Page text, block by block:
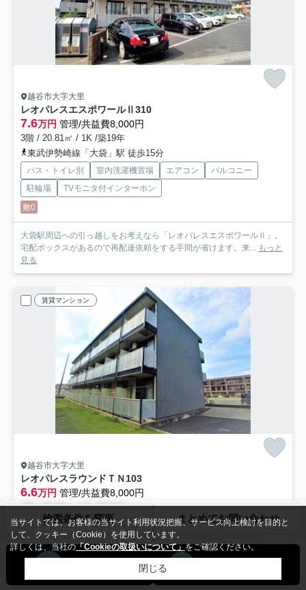
越谷市大字大里
レオパレスエスポワールⅡ310
7.6万円 管理/共益費8,000円
3階 / 20.81㎡ / 1K /築19年
東武伊勢崎線「大袋」駅 徒歩15分
バス・トイレ別 室内洗濯機置場 エアコン
バルコニー
駐輪場
TVモニタ付インターホン
敷0
大袋駅周辺への引っ越しをお考えなら「レオパレスエスポワールⅡ」。
宅配ボックスがあるので再配達依頼をする手間が省けます。来...
もっと
見る
賃貸マンション
越谷市大字大里
レオパレスラウンドＴＮ 103
6.6万円 管理/共益費8,000円
1階 / 20.81㎡ / 1K /築17年
東武伊勢崎線「大袋」駅 徒歩15分
バス・トイレ別 室内洗濯機置場 エアコン
駐輪場
TVモニタ付インターホン
検索条件を変更 まとめてお問い合わせ
当サイトでは、お客様の当サイト利用状況把握、サービス向上検討を目的と
して、クッキー（Cookie）を使用しています。
詳しくは、当社の「Cookieの取扱いについて」をご確認ください。
閉じる